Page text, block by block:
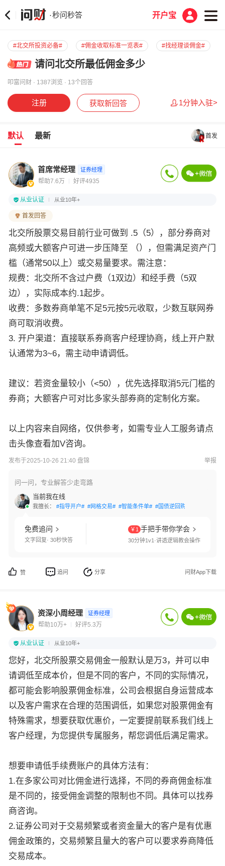
·秒问秒答 开户宝
#北交所投资必备# #佣金收取标准一览表# #找经理谈佣金#
请问北交所最低佣金多少
叩富问财 · 1387浏览 · 13个回答
注册 获取新回答 1分钟入驻>
默认 最新 首发
首席常经理 证券经理
帮助7.6万 好评4935
从业认证 从业10年+
首发回答
北交所股票交易目前行业可做到 .5（5），部分券商对
高频或大额客户可进一步压降至 （），但需满足资产门
槛（通常50以上）或交易量要求。需注意：
规费：北交所不含过户费（1双边）和经手费（5双
边），实际成本约.1起步。
收费：多数券商单笔不足5元按5元收取，少数互联网券
商可取消收费。
3. 开户渠道：直接联系券商客户经理协商，线上开户默
认通常为3~6，需主动申请调低。
建议：若资金量较小（<50），优先选择取消5元门槛的
券商；大额客户可对比多家头部券商的定制化方案。
以上内容来自网络，仅供参考，如需专业人工服务请点
击头像查看加V咨询。
发布于2025-10-26 21:40 盘锦 举报
问一问，专业解答少走弯路
当前我在线
我擅长： #指导开户# #网格交易# #智能条件单# #国债逆回购#
免费追问
文字回复· 30秒快答
￥1 手把手带你学会
30分钟1v1·讲透逻辑教会操作
赞 追问 分享 问财App下载
资深小周经理 证券经理
帮助10万+ 好评5.3万
从业认证 从业10年+
您好，北交所股票交易佣金一般默认是万3，并可以申
请调低至成本价，但是不同的客户，不同的实际情况，
都可能会影响股票佣金标准，公司会根据自身运营成本
以及客户需求在合理的范围调低，如果您对股票佣金有
特殊需求，想要获取优惠价，一定要提前联系我们线上
客户经理，为您提供专属服务，帮您调低后满足需求。
想要申请低手续费账户的具体方法有：
1.在多家公司对比佣金进行选择，不同的券商佣金标准
是不同的，接受佣金调整的限制也不同。具体可以找券
商咨询。
2.证券公司对于交易频繁或者资金量大的客户是有优惠
佣金政策的，交易频繁且量大的客户可以要求券商降低
交易成本。